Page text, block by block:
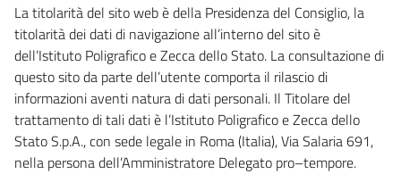
La titolarità del sito web è della Presidenza del Consiglio, la
titolarità dei dati di navigazione all’interno del sito è
dell’Istituto Poligrafico e Zecca dello Stato. La consultazione di
questo sito da parte dell’utente comporta il rilascio di
informazioni aventi natura di dati personali. Il Titolare del
trattamento di tali dati è l’Istituto Poligrafico e Zecca dello
Stato S.p.A., con sede legale in Roma (Italia), Via Salaria 691,
nella persona dell’Amministratore Delegato pro–tempore.